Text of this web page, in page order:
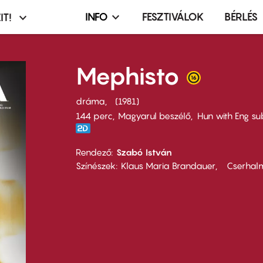
Infó,
terembérlés
menü
INFO FESZTIVÁLOK BÉRLÉS
Mephisto
dráma
1981
144 perc,
Magyarul beszélő Hun with Eng
Rendező Szabó István
Színészek
Klaus Maria Brandauer